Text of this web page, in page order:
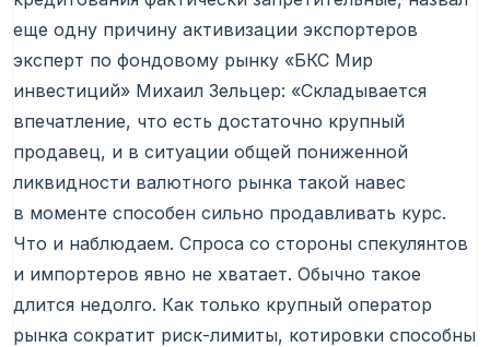
еще одну причину активизации экспортеров
эксперт по фондовому рынку «БКС Мир
инвестиций» Михаил Зельцер: «Складывается
впечатление, что есть достаточно крупный
продавец, и в ситуации общей пониженной
ликвидности валютного рынка такой навес
в моменте способен сильно продавливать курс.
Что и наблюдаем. Спроса со стороны спекулянтов
и импортеров явно не хватает. Обычно такое
длится недолго. Как только крупный оператор
рынка сократит риск-лимиты, котировки способны